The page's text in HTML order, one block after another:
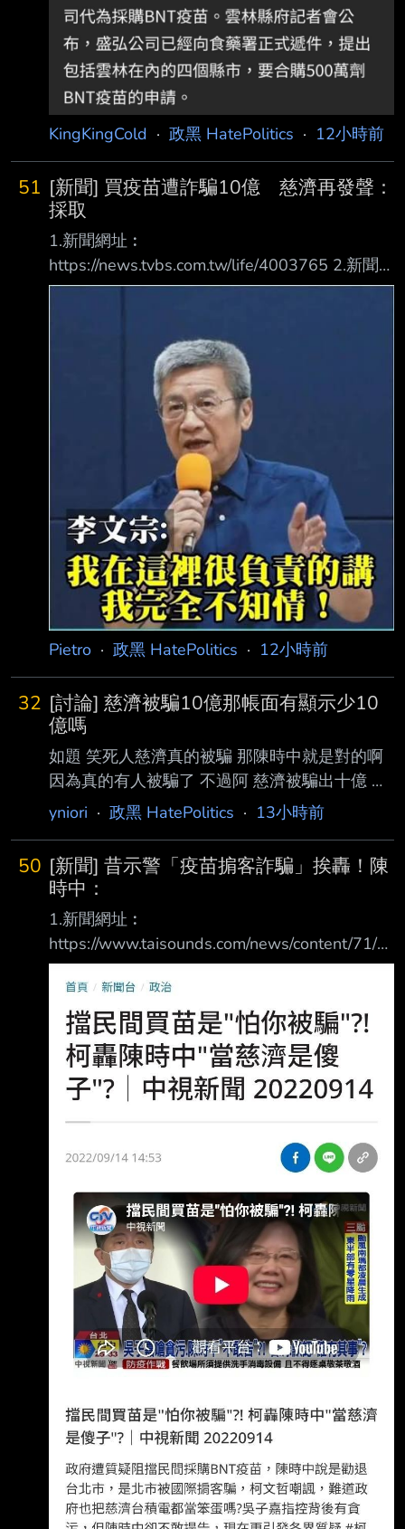
KingKingCold · 政黑 HatePolitics · 12小時前
51 [新聞] 買疫苗遭詐騙10億 慈濟再發聲：
採取
1.新聞網址︰
https://news.tvbs.com.tw/life/4003765 2.新聞
來源︰ TVBS 3.完整新聞標題： 買疫苗遭詐騙
權益 4.完整新聞內容︰ 買疫苗遭詐騙10億 慈
濟再發聲：採取法律措施捍衛捐款大眾權益 記
者：陳昫蓁 發佈時間：2026.08.07 16:03 最後
更新時間：2026.08.07 16:03 慈濟基金會於疫
情期間採購BNT疫苗時，遭彰化律師公會前理事
長陳昱瑄及互道宗教組織李 世宗家族合謀，詐
騙10.6億元顧問費。
Pietro · 政黑 HatePolitics · 12小時前
32 [討論] 慈濟被騙10億那帳面有顯示少10
億嗎
如題 笑死人慈濟真的被騙 那陳時中就是對的啊
因為真的有人被騙了 不過阿 慈濟被騙出十億 帳
面應該要寫吧 慈濟有帳吧 沒顯示嗎 還是說不用
就好笑了 慈濟啊慈濟 誰做假帳呢 --
yniori · 政黑 HatePolitics · 13小時前
50 [新聞] 昔示警「疫苗掮客詐騙」挨轟！陳
時中：
1.新聞網址︰
https://www.taisounds.com/news/content/71/2
81893 2.新聞來源︰ 太報 3.完整新聞標題： 昔
示警「疫苗掮客詐騙」挨轟！陳時中：當年無數
抹黑、真相終於被看見 4.完整新聞內容︰
2026-08-07 12:10 / 作者 綜合中心 律師陳昱
瑄、疫苗掮客李易儒2021年間涉嫌假稱「上海
復星大股東」名義協助慈濟基金會 購買疫苗，
瑄、李易儒等人遭檢方起訴才使 全案曝光。回
顧當時，時任衛福部長陳時中擔任中央